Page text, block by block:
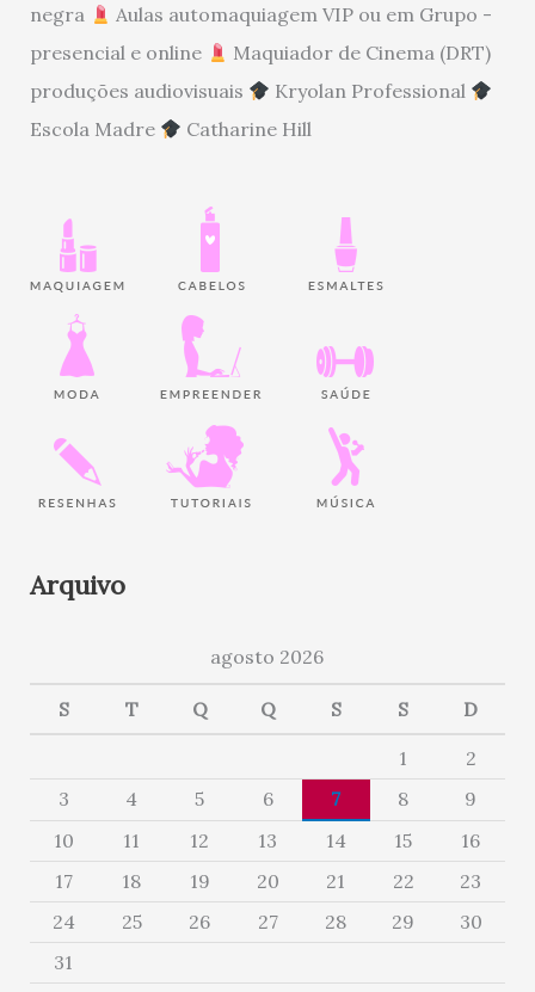
negra
Aulas automaquiagem VIP ou em Grupo -
presencial e online
Maquiador de Cinema (DRT)
produções audiovisuais
Kryolan Professional
Escola Madre
Catharine Hill
Arquivo
agosto 2026
S T Q Q S S D
1
2
3
4 5 6 7 8
9
10
11 12 13 14 15
16
17
18 19 20 21 22
23
24
25 26 27 28 29
30
31